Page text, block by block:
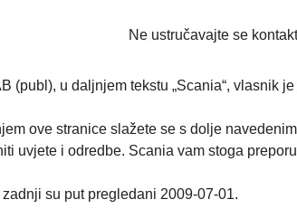
Ne ustručavajte se
(publ), u daljnjem tekstu „Scania“, vlasnik
ove stranice slažete se s dolje
uvjete i odredbe. Scania vam stoga
su put pregledani 2009-07-01.